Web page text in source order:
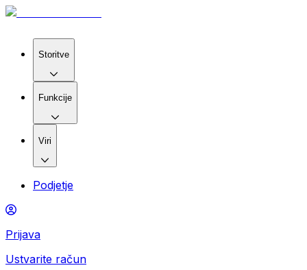
Storitve
Funkcije
Viri
Podjetje
Prijava
Ustvarite račun